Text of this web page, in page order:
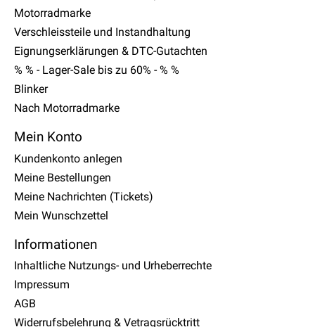
Motorradmarke
Verschleissteile und Instandhaltung
Eignungserklärungen & DTC-Gutachten
% % - Lager-Sale bis zu 60% - % %
Blinker
Nach Motorradmarke
Mein Konto
Kundenkonto anlegen
Meine Bestellungen
Meine Nachrichten (Tickets)
Mein Wunschzettel
Informationen
Inhaltliche Nutzungs- und Urheberrechte
Impressum
AGB
Widerrufsbelehrung & Vetragsrücktritt